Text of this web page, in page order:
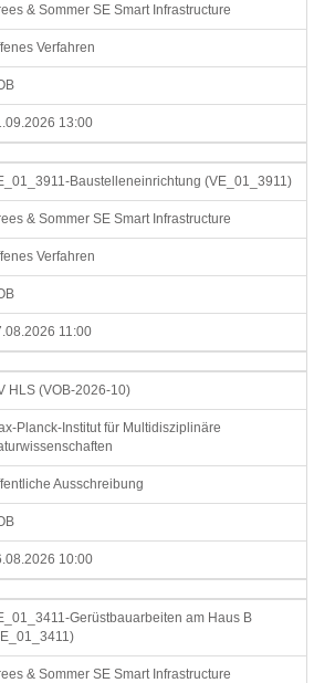
& Sommer SE Smart Infrastructure
Verfahren
13:00
Baustelleneinrichtung (VE_01_3911)
& Sommer SE Smart Infrastructure
Verfahren
11:00
HLS (VOB-2026-10)
Planck-Institut für Multidisziplinäre
Ausschreibung
10:00
Gerüstbauarbeiten am Haus B
& Sommer SE Smart Infrastructure